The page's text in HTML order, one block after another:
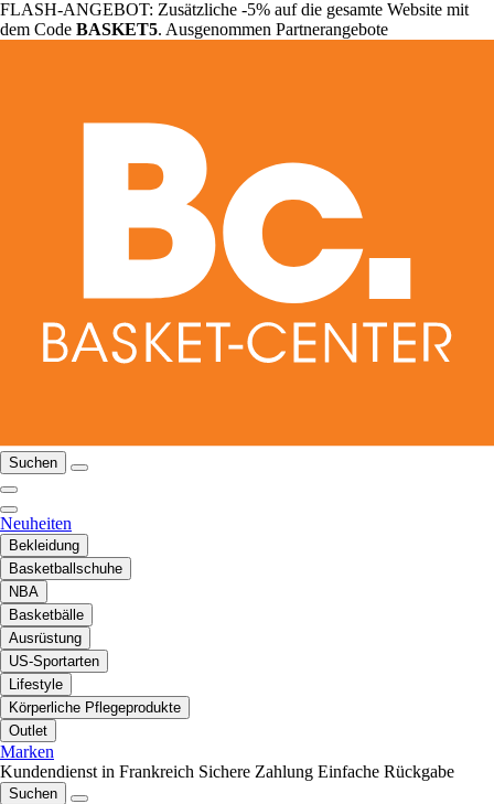
FLASH-ANGEBOT: Zusätzliche -5% auf die gesamte Website mit
dem Code BASKET5. Ausgenommen Partnerangebote
Suchen
Neuheiten
Bekleidung
Basketballschuhe
NBA
Basketbälle
Ausrüstung
US-Sportarten
Lifestyle
Körperliche Pflegeprodukte
Outlet
Marken
Kundendienst in Frankreich Sichere Zahlung Einfache Rückgabe
Suchen